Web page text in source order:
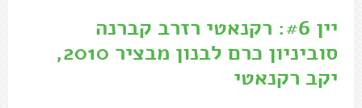
יין #6: רקנאטי רזרב קברנה
סוביניון כרם לבנון מבציר 2010,
יקב רקנאטי